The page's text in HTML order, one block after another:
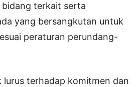
bidang terkait serta
yang bersangkutan untuk
peraturan perundang-
lurus terhadap komitmen dan